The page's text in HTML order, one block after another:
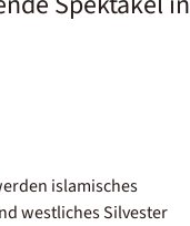
islamisches
westliches Silvester